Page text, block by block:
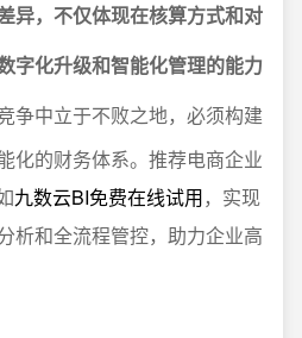
异，不仅体现在核算方式和对
字化升级和智能化管理的能力
争中立于不败之地，必须构建
化的财务体系。推荐电商企业
九数云BI免费在线试用，实现
析和全流程管控，助力企业高